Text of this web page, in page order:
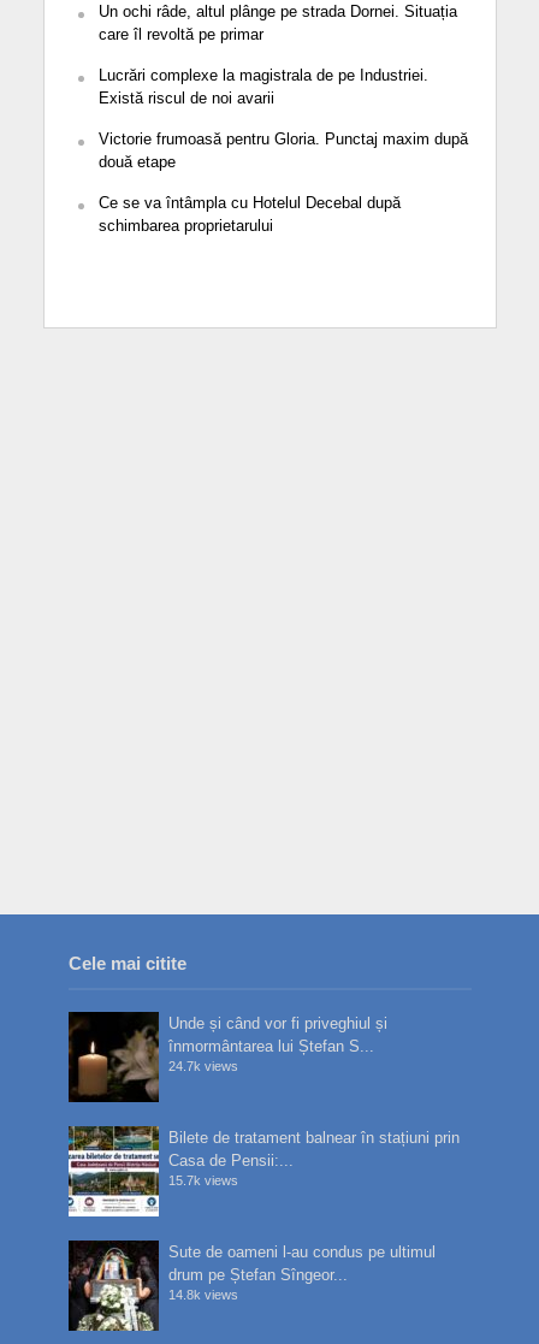
Un ochi râde, altul plânge pe strada Dornei. Situația
care îl revoltă pe primar
Lucrări complexe la magistrala de pe Industriei.
Există riscul de noi avarii
Victorie frumoasă pentru Gloria. Punctaj maxim după
două etape
Ce se va întâmpla cu Hotelul Decebal după
schimbarea proprietarului
Cele mai citite
Unde și când vor fi priveghiul și
înmormântarea lui Ștefan S...
24.7k views
Bilete de tratament balnear în stațiuni prin
Casa de Pensii:...
15.7k views
Sute de oameni l-au condus pe ultimul
drum pe Ștefan Sîngeor...
14.8k views